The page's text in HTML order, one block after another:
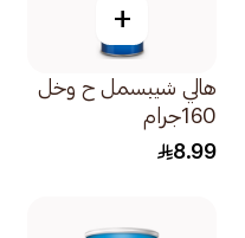
+
هالي شيبسمل ح وخل
160جرام
8.99